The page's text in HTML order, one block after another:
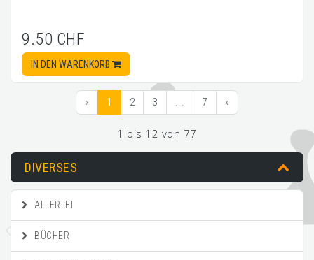
9.50 CHF
IN DEN WARENKORB
« 1 2 3 ... 7 »
1 bis 12 von 77
DIVERSES
ALLERLEI
BÜCHER